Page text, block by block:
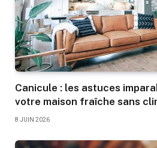
Canicule : les astuces
votre maison fraîche sans
8 JUIN 2026